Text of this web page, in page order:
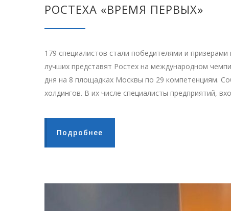
РОСТЕХА «ВРЕМЯ ПЕРВЫХ»
179 специалистов стали победителями и
лучших представят Ростех на международном
дня на 8 площадках Москвы по 29 компетенциям.
холдингов. В их числе специалисты предприятий,
Подробнее